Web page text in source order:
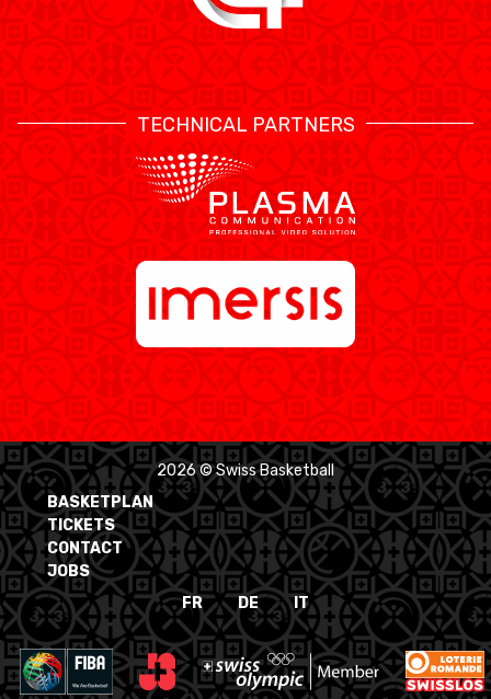
TECHNICAL PARTNERS
2026 © Swiss Basketball
BASKETPLAN
TICKETS
CONTACT
JOBS
FR
DE IT